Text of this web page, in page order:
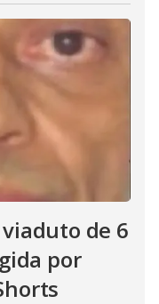
de 6
por